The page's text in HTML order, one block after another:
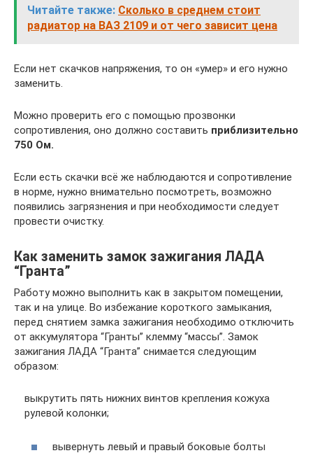
Читайте также: Сколько в среднем стоит
радиатор на ВАЗ 2109 и от чего зависит цена
Если нет скачков напряжения, то он «умер» и его нужно
заменить.
Можно проверить его с помощью прозвонки
сопротивления, оно должно составить приблизительно
750 Ом.
Если есть скачки всё же наблюдаются и сопротивление
в норме, нужно внимательно посмотреть, возможно
появились загрязнения и при необходимости следует
провести очистку.
Как заменить замок зажигания ЛАДА
“Гранта”
Работу можно выполнить как в закрытом помещении,
так и на улице. Во избежание короткого замыкания,
перед снятием замка зажигания необходимо отключить
от аккумулятора “Гранты” клемму “массы”. Замок
зажигания ЛАДА “Гранта” снимается следующим
образом:
выкрутить пять нижних винтов крепления кожуха
рулевой колонки;
вывернуть левый и правый боковые болты